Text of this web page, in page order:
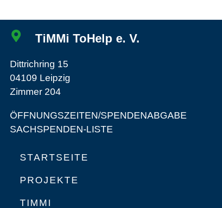
TiMMi ToHelp e. V.
Dittrichring 15
04109 Leipzig
Zimmer 204
ÖFFNUNGSZEITEN/SPENDENABGABE
SACHSPENDEN-LISTE
STARTSEITE
PROJEKTE
TIMMI